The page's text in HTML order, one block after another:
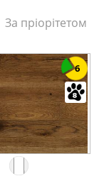
За пріорітетом
6